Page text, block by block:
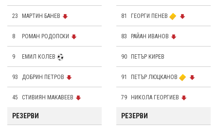
23 МАРТИН БАНЕВ
8 РОМАН РОДОПСКИ
9 ЕМИЛ КОЛЕВ
93 ДОБРИН ПЕТРОВ
45 СТИВИЯН МАКАВЕЕВ
РЕЗЕРВИ
81 ГЕОРГИ ПЕНЕВ
83 РАЙАН ИВАНОВ
90 ПЕТЪР КИРЕВ
91 ПЕТЪР ЛЮЦКАНОВ
79 НИКОЛА ГЕОРГИЕВ
РЕЗЕРВИ